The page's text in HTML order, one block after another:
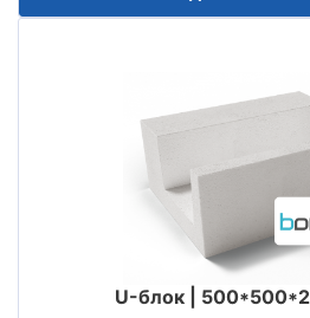
U-блок |